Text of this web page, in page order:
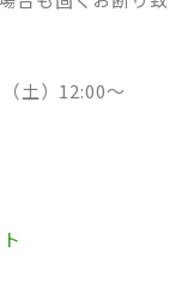
土）12:00～